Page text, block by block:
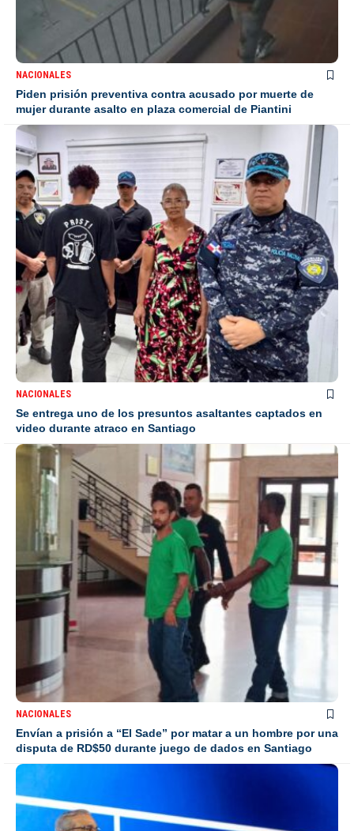
NACIONALES
Piden prisión preventiva contra acusado por muerte de
mujer durante asalto en plaza comercial de Piantini
NACIONALES
Se entrega uno de los presuntos asaltantes captados en
video durante atraco en Santiago
NACIONALES
Envían a prisión a “El Sade” por matar a un hombre por una
disputa de RD$50 durante juego de dados en Santiago